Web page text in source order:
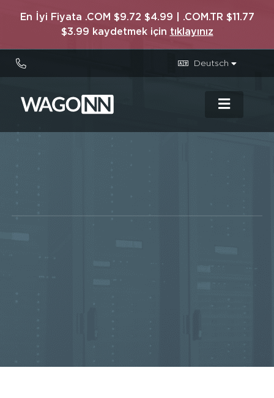
En İyi Fiyata .COM $9.72 $4.99 | .COM.TR $11.77
$3.99 kaydetmek için tıklayınız
Deutsch